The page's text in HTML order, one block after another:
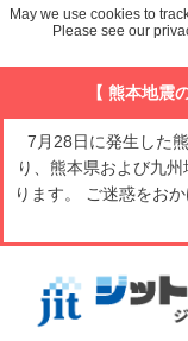
【 熊本地震
7月28日に発生した
り、熊本県および九
ります。 ご迷惑をお
May we use cookies to
Please see our